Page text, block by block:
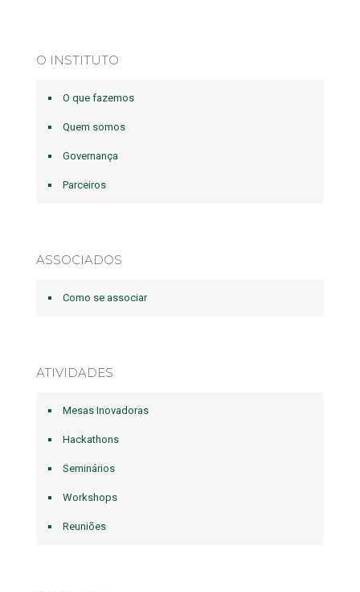
O INSTITUTO
O que fazemos
Quem somos
Governança
Parceiros
ASSOCIADOS
Como se associar
ATIVIDADES
Mesas Inovadoras
Hackathons
Seminários
Workshops
Reuniões